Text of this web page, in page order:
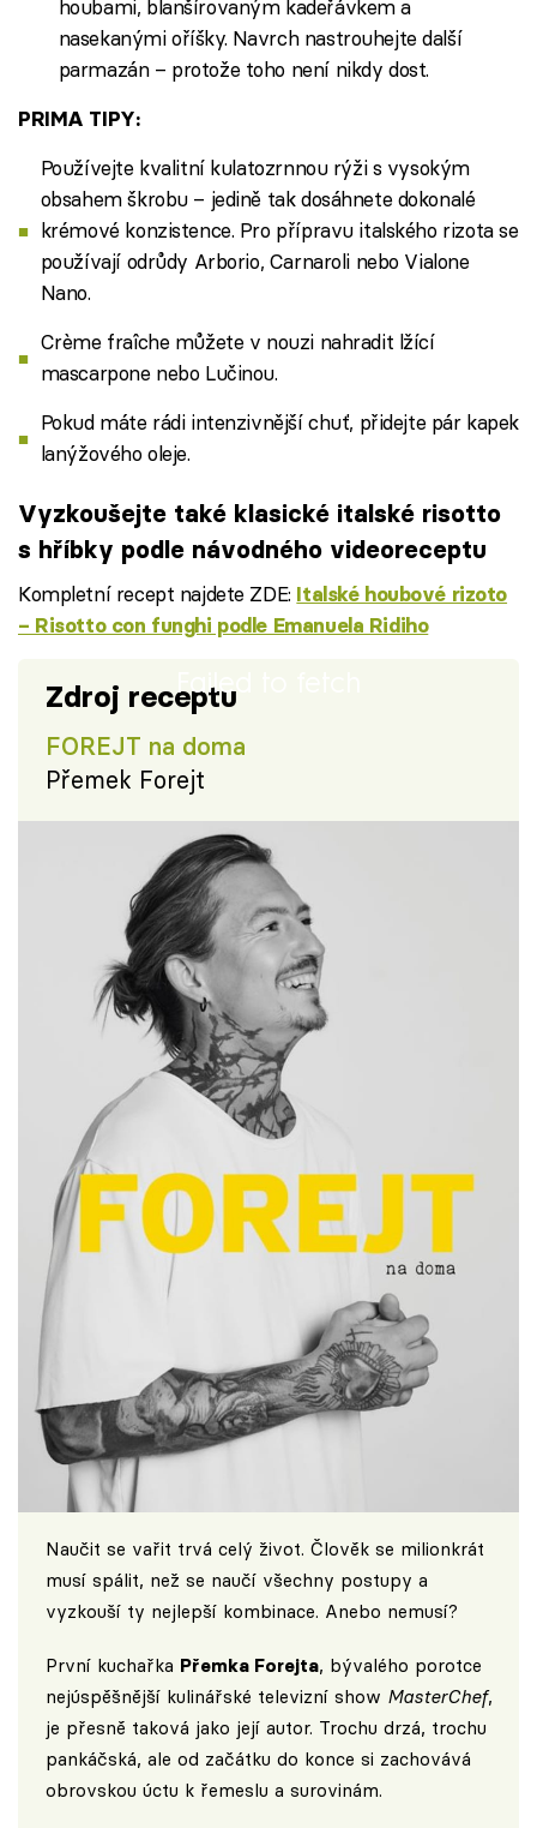
houbami, blanšírovaným kadeřávkem a
nasekanými oříšky. Navrch nastrouhejte další
parmazán – protože toho není nikdy dost.
PRIMA TIPY:
Používejte kvalitní kulatozrnnou rýži s vysokým
obsahem škrobu – jedině tak dosáhnete dokonalé
krémové konzistence. Pro přípravu italského rizota se
používají odrůdy Arborio, Carnaroli nebo Vialone
Nano.
Crème fraîche můžete v nouzi nahradit lžící
mascarpone nebo Lučinou.
Pokud máte rádi intenzivnější chuť, přidejte pár kapek
lanýžového oleje.
Vyzkoušejte také klasické italské risotto
s hříbky podle návodného videoreceptu
Kompletní recept najdete ZDE: Italské houbové rizoto
– Risotto con funghi podle Emanuela Ridiho
Failed to fetch
Zdroj receptu
FOREJT na doma
Přemek Forejt
Naučit se vařit trvá celý život. Člověk se milionkrát
musí spálit, než se naučí všechny postupy a
vyzkouší ty nejlepší kombinace. Anebo nemusí?
První kuchařka Přemka Forejta, bývalého porotce
nejúspěšnější kulinářské televizní show MasterChef,
je přesně taková jako její autor. Trochu drzá, trochu
pankáčská, ale od začátku do konce si zachovává
obrovskou úctu k řemeslu a surovinám.